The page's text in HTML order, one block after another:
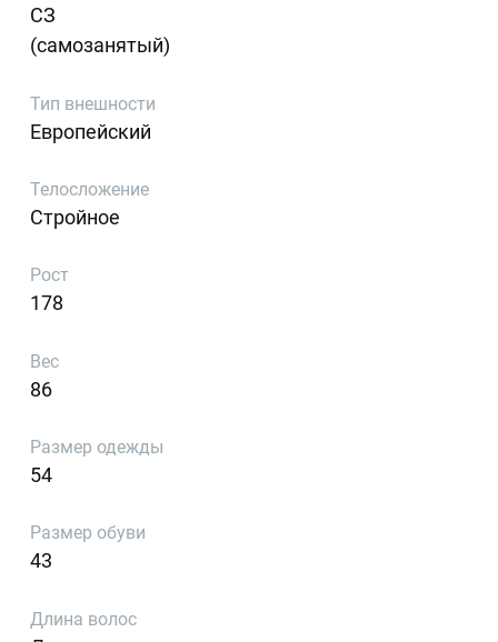
СЗ
(самозанятый)
Тип внешности
Европейский
Телосложение
Стройное
Рост
178
Вес
86
Размер одежды
54
Размер обуви
43
Длина волос